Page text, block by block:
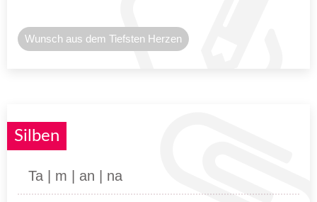
Wunsch aus dem Tiefsten Herzen
Silben
Ta | m | an | na